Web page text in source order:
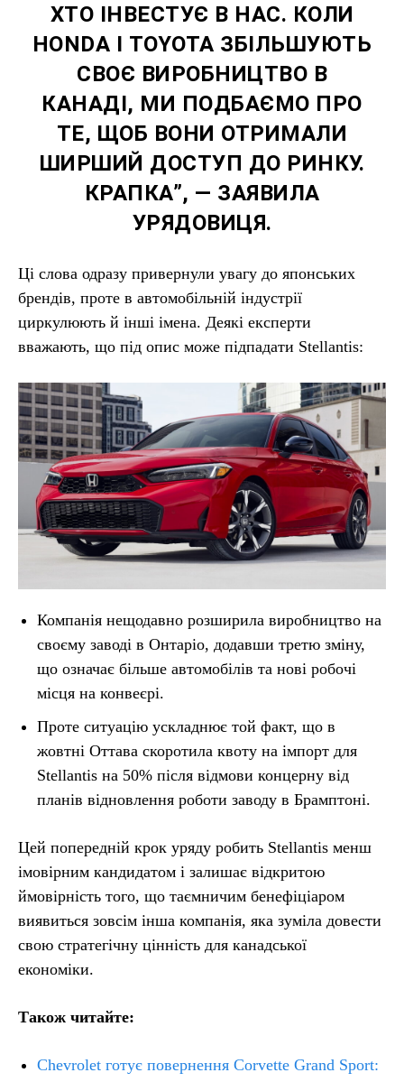
ХТО ІНВЕСТУЄ В НАС. КОЛИ
HONDA І TOYOTA ЗБІЛЬШУЮТЬ
СВОЄ ВИРОБНИЦТВО В
КАНАДІ, МИ ПОДБАЄМО ПРО
ТЕ, ЩОБ ВОНИ ОТРИМАЛИ
ШИРШИЙ ДОСТУП ДО РИНКУ.
КРАПКА”, — ЗАЯВИЛА
УРЯДОВИЦЯ.
Ці слова одразу привернули увагу до японських
брендів, проте в автомобільній індустрії
циркулюють й інші імена. Деякі експерти
вважають, що під опис може підпадати Stellantis:
Компанія нещодавно розширила виробництво на
своєму заводі в Онтаріо, додавши третю зміну,
що означає більше автомобілів та нові робочі
місця на конвеєрі.
Проте ситуацію ускладнює той факт, що в
жовтні Оттава скоротила квоту на імпорт для
Stellantis на 50% після відмови концерну від
планів відновлення роботи заводу в Брамптоні.
Цей попередній крок уряду робить Stellantis менш
імовірним кандидатом і залишає відкритою
ймовірність того, що таємничим бенефіціаром
виявиться зовсім інша компанія, яка зуміла довести
свою стратегічну цінність для канадської
економіки.
Також читайте:
Chevrolet готує повернення Corvette Grand Sport: